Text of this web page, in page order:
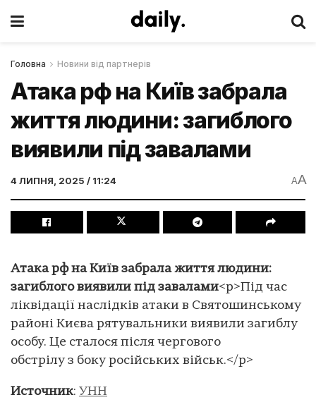
Головна Новини від партнерів
Атака рф на Київ забрала
життя людини: загиблого
виявили під завалами
4 ЛИПНЯ, 2025 / 11:24 AA
Атака рф на Київ забрала життя людини:
загиблого виявили під завалами<p>Під час
ліквідації наслідків атаки в Святошинському
районі Києва рятувальники виявили загиблу
особу. Це сталося після чергового
обстрілу з боку російських військ.</p>
Источник: УНН